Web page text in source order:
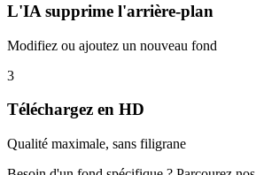
L'IA supprime l'arrière-plan
Modifiez ou ajoutez un nouveau fond
3
Téléchargez en HD
Qualité maximale, sans filigrane